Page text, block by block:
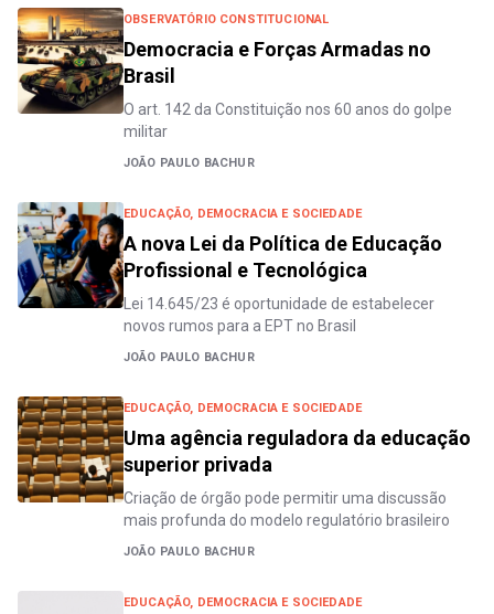
OBSERVATÓRIO CONSTITUCIONAL
Democracia e Forças Armadas no
Brasil
O art. 142 da Constituição nos 60 anos do golpe
militar
JOÃO PAULO BACHUR
EDUCAÇÃO, DEMOCRACIA E SOCIEDADE
A nova Lei da Política de Educação
Profissional e Tecnológica
Lei 14.645/23 é oportunidade de estabelecer
novos rumos para a EPT no Brasil
JOÃO PAULO BACHUR
EDUCAÇÃO, DEMOCRACIA E SOCIEDADE
Uma agência reguladora da educação
superior privada
Criação de órgão pode permitir uma discussão
mais profunda do modelo regulatório brasileiro
JOÃO PAULO BACHUR
EDUCAÇÃO, DEMOCRACIA E SOCIEDADE